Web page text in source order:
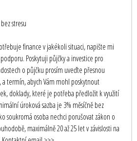
stresu
finance v jakékoli situaci, napište mi
Poskytuji půjčky a investice pro
o půjčku prosím uveďte přesnou
a termín, abych Vám mohl poskytnout
doklady, které je potřeba předložit k využití
úroková sazba je 3% měsíčně bez
soukromá osoba nechci porušovat zákon o
maximálně 20 až 25 let v závislosti na